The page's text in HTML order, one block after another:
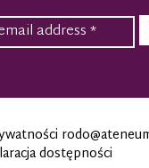
dostępności